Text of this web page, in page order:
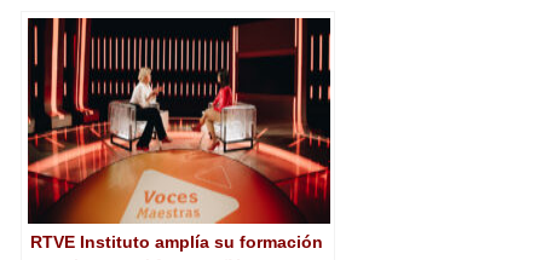
RTVE Instituto amplía su formación